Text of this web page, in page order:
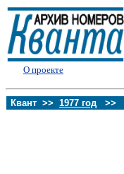
О проекте
Квант >> 1977 год >>